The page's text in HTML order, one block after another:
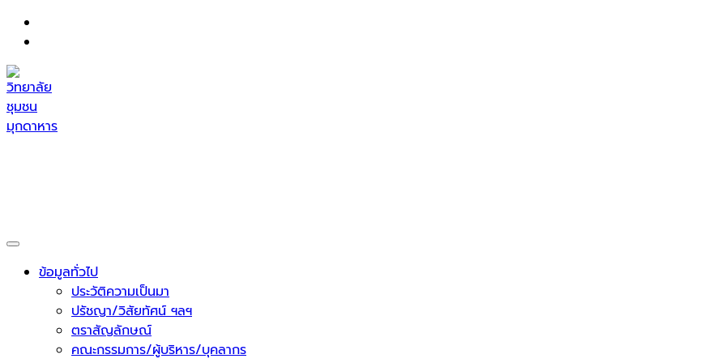
Skip
content
ข้อมูลทั่วไป
ประวัติความเป็นมา
ปรัชญา/วิสัยทัศน์ ฯลฯ
ตราสัญลักษณ์
คณะกรรมการ/ผู้บริหาร/บุคลากร